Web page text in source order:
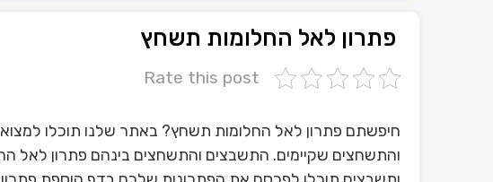
פתרון לאל החלומות תשחץ
Rate this post
חיפשתם פתרון לאל החלומות תשחץ? באתר שלנו תוכלו
והתשחצים שקיימים. התשבצים והתשחצים בינהם פתרון לאל